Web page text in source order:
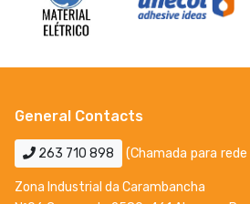
General Contacts
263 710 898 (Chamada para
Zona Industrial da Carambancha